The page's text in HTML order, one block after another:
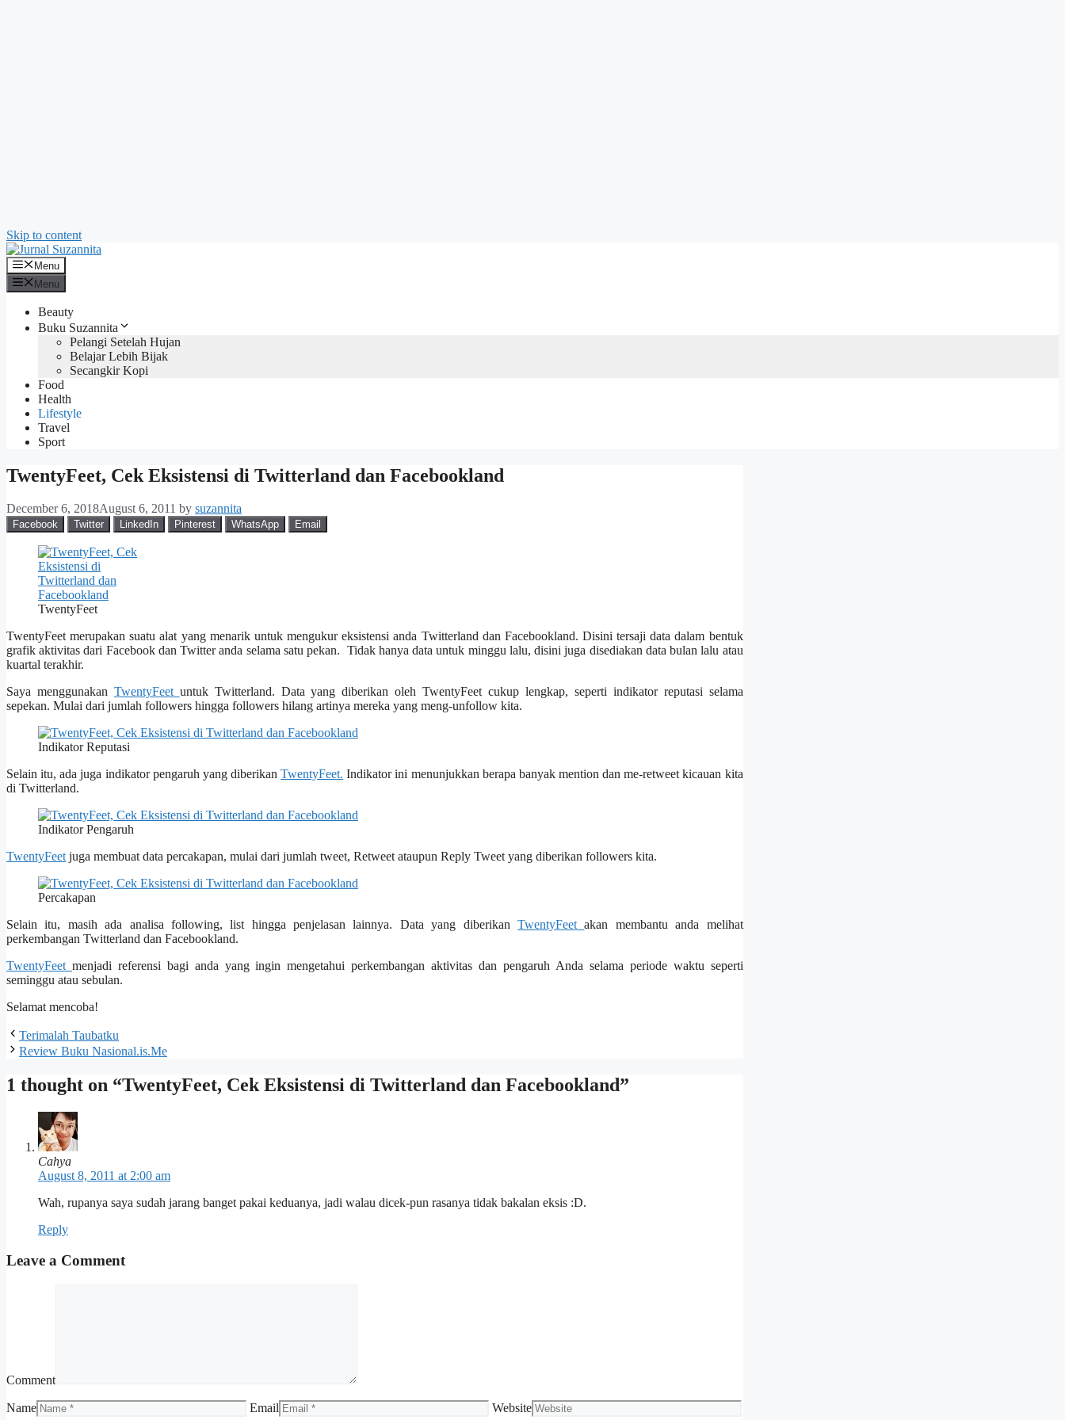
Skip to content
Menu
Menu
Beauty
Buku Suzannita
Pelangi Setelah Hujan
Belajar Lebih Bijak
Secangkir Kopi
Food
Health
Lifestyle
Travel
Sport
TwentyFeet, Cek Eksistensi di Twitterland dan Facebookland
December 6, 2018August 6, 2011 by suzannita
Facebook Twitter LinkedIn Pinterest WhatsApp Email
TwentyFeet
TwentyFeet merupakan suatu alat yang menarik untuk mengukur eksistensi anda Twitterland dan Facebookland. Disini tersaji data dalam bentuk
grafik aktivitas dari Facebook dan Twitter anda selama satu pekan. Tidak hanya data untuk minggu lalu, disini juga disediakan data bulan lalu atau
kuartal terakhir.
Saya menggunakan TwentyFeet untuk Twitterland. Data yang diberikan oleh TwentyFeet cukup lengkap, seperti indikator reputasi selama
sepekan. Mulai dari jumlah followers hingga followers hilang artinya mereka yang meng-unfollow kita.
Indikator Reputasi
Selain itu, ada juga indikator pengaruh yang diberikanTwentyFeet. Indikator ini menunjukkan berapa banyak mention dan me-retweet kicauan kita
di Twitterland.
Indikator Pengaruh
TwentyFeetjuga membuat data percakapan, mulai dari jumlah tweet, Retweet ataupun Reply Tweet yang diberikan followers kita.
Percakapan
Selain itu, masih ada analisa following, list hingga penjelasan lainnya. Data yang diberikanTwentyFeetakan membantu anda melihat
perkembangan Twitterland dan Facebookland.
TwentyFeet menjadi referensi bagi anda yang ingin mengetahui perkembangan aktivitas dan pengaruh Anda selama periode waktu seperti
seminggu atau sebulan.
Selamat mencoba!
Terimalah Taubatku
Review Buku Nasional.is.Me
1 thought on “TwentyFeet, Cek Eksistensi di Twitterland dan Facebookland”
Cahya
August 8, 2011 at 2:00 am
Wah, rupanya saya sudah jarang banget pakai keduanya, jadi walau dicek-pun rasanya tidak bakalan eksis :D.
Reply
Leave a Comment
Comment
Name Email Website